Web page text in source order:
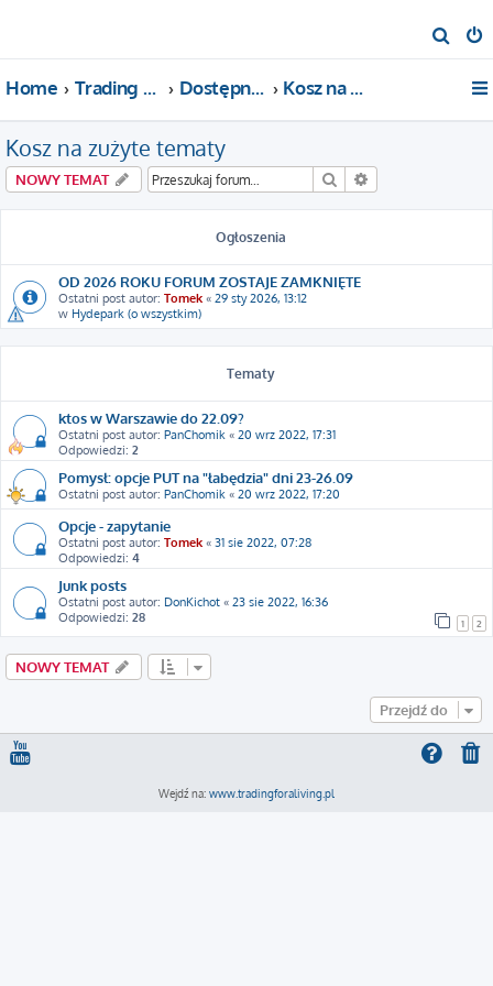
z
Home Trading For a Living Dostępne kategorie Kosz na zużyte tematy
Kosz na zużyte tematy
NOWY TEMAT Szukaj
Ogłoszenia
OD 2026 ROKU FORUM ZOSTAJE ZAMKNIĘTE
Ostatni post autor: Tomek « 29 sty 2026, 13:12
w Hydepark (o wszystkim)
Tematy
ktos w Warszawie do 22.09?
Ostatni post autor: PanChomik « 20 wrz 2022, 17:31
Odpowiedzi: 2
Pomysł: opcje PUT na "łabędzia" dni 23-26.09
Ostatni post autor: PanChomik « 20 wrz 2022, 17:20
Opcje - zapytanie
Ostatni post autor: Tomek « 31 sie 2022, 07:28
Odpowiedzi: 4
Junk posts
Ostatni post autor: DonKichot « 23 sie 2022, 16:36
Odpowiedzi: 28 1 2
NOWY TEMAT
Przejdź do
Wejdź na: www.tradingforaliving.pl